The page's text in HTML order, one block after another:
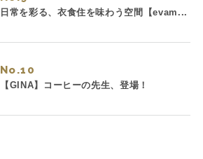
日常を彩る、衣食住を味わう空間【evam...
No.
【GINA】コーヒーの先生、登場！